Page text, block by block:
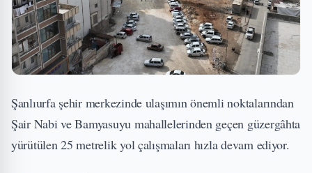
Şanlıurfa şehir merkezinde ulaşımın önemli noktalarından
Şair Nabi ve Bamyasuyu mahallelerinden geçen güzergâhta
yürütülen 25 metrelik yol çalışmaları hızla devam ediyor.